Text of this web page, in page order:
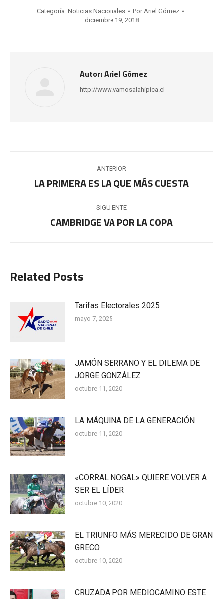
Categoría: Noticias Nacionales PorAriel Gómez
diciembre 19, 2018
Autor:Ariel Gómez
http://www.vamosalahipica.cl
entre
publicaciones
ANTERIOR
Publicación
LA PRIMERA ES LA QUE MÁS CUESTA
SIGUIENTE
Publicación
CAMBRIDGE VA POR LA COPA
Related Posts
Tarifas Electorales 2025
mayo 7, 2025
JAMÓN SERRANO Y EL DILEMA DE
JORGE GONZÁLEZ
octubre 11, 2020
LA MÁQUINA DE LA GENERACIÓN
octubre 11, 2020
«CORRAL NOGAL» QUIERE VOLVER A
SER EL LÍDER
octubre 10, 2020
EL TRIUNFO MÁS MERECIDO DE GRAN
GRECO
octubre 10, 2020
CRUZADA POR MEDIOCAMINO ESTE